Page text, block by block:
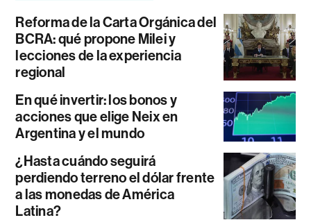
Reforma de la Carta Orgánica del
BCRA: qué propone Milei y
lecciones de la experiencia
regional
En qué invertir: los bonos y
acciones que elige Neix en
Argentina y el mundo
¿Hasta cuándo seguirá
perdiendo terreno el dólar frente
a las monedas de América
Latina?